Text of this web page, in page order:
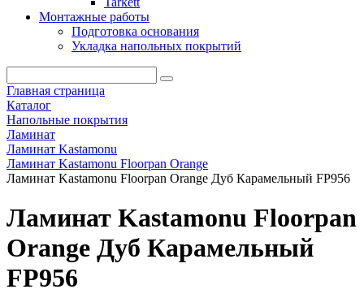
Монтажные работы
Подготовка основания
Укладка напольных покрытий
Главная страница
Каталог
Напольные покрытия
Ламинат
Ламинат Kastamonu
Ламинат Kastamonu Floorpan Orange
Ламинат Kastamonu Floorpan Orange Дуб Карамельный FP956
Ламинат Kastamonu Floorpan
Orange Дуб Карамельный
FP956